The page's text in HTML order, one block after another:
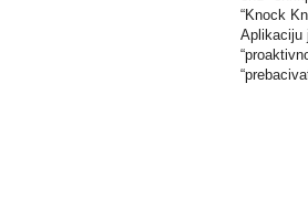
“Knock
Aplikaciju